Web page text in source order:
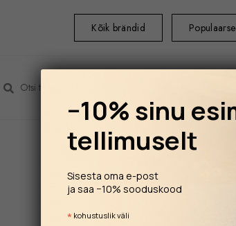
Kõik brändid
−10% sinu
tellimuselt
Sisesta oma e-post
ja saa −10% sooduskood
* kohustuslik väli